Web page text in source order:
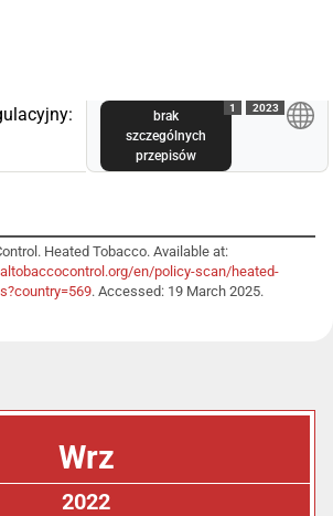
brak
szczególnych
przepisów
1 2023
Heated Tobacco. Available at:
en/policy-scan/heated-
. Accessed: 19 March 2025.
Wrz
2022